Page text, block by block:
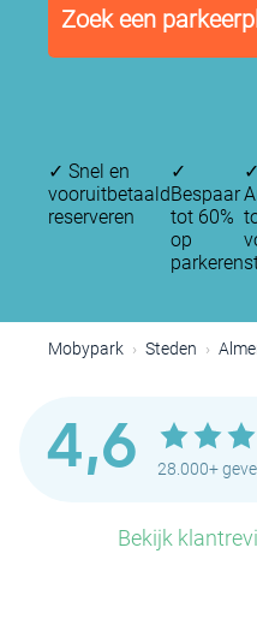
Zoek een
✓ Snel en
vooruitbetaald
reserveren
✓
Bespaar
tot 60%
op
parkeren
✓
Mobypark Steden
4,6 28.000+
Bekijk